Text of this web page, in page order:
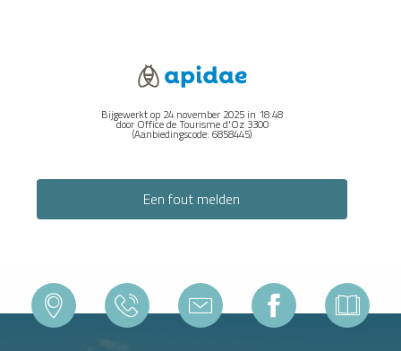
Bijgewerkt op 24 november 2025 in 18:48
door Office de Tourisme d'Oz 3300
(Aanbiedingscode: 6858445)
Een fout melden